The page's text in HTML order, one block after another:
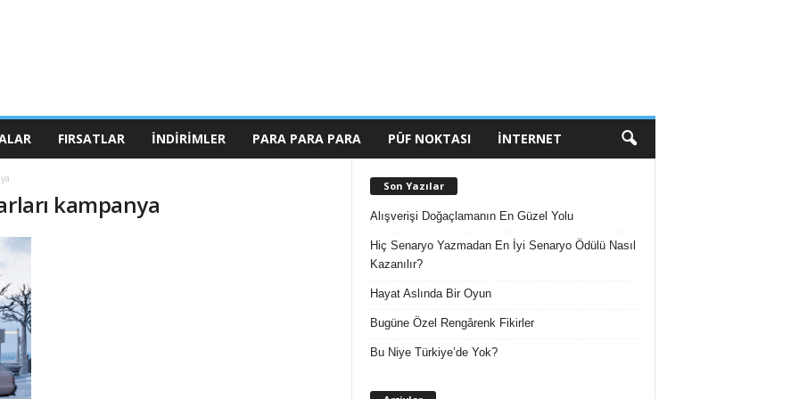
FIRSATLAR İNDIRIMLER PARA PARA PARA PÜF NOKTASI İNTERNET
kampanya
Son Yazılar
Alışverişi Doğaçlamanın En Güzel Yolu
Hiç Senaryo Yazmadan En İyi Senaryo Ödülü Nasıl
Kazanılır?
Hayat Aslında Bir Oyun
Bugüne Özel Rengârenk Fikirler
Bu Niye Türkiye’de Yok?